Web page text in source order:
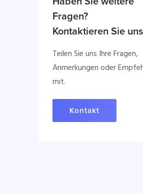
Fragen?
Kontaktieren Sie uns
Teilen Sie uns Ihre Fragen,
Anmerkungen oder
mit.
Kontakt